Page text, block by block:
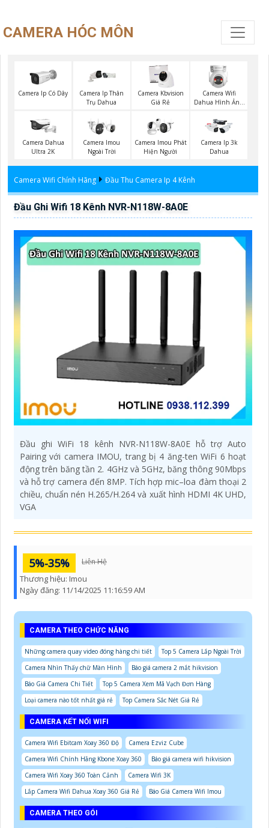
CAMERA HÓC MÔN
Camera Ip Có Dây
Camera Ip Thân
Trụ Dahua
Camera Kbvision
Giá Rẻ
Camera Wifi
Dahua Hình Ảnh
Camera Dahua
Ultra 2K
Camera Imou
Ngoài Trời
Camera Imou Phát
Hiện Người
Camera Ip 3k
Dahua
Camera Wifi Chính Hãng Đầu Thu Camera Ip 4 Kênh
Đầu Ghi Wifi 18 Kênh NVR-N118W-8A0E
Đầu ghi WiFi 18 kênh NVR-N118W-8A0E hỗ trợ Auto
Pairing với camera IMOU, trang bị 4 ăng-ten WiFi 6 hoạt
động trên băng tần 2. 4GHz và 5GHz, băng thông 90Mbps
và hỗ trợ camera đến 8MP. Tích hợp mic–loa đàm thoại 2
chiều, chuẩn nén H.265/H.264 và xuất hình HDMI 4K UHD,
VGA
5%-35% Liên Hệ
Thương hiệu: Imou
Ngày đăng: 11/14/2025 11:16:59 AM
CAMERA THEO CHỨC NĂNG
Những camera quay video đóng hàng chi tiết
Top 5 Camera Lắp Ngoài Trời
Camera Nhìn Thấy chữ Màn Hình
Báo giá camera 2 mắt hikvision
Báo Giá Camera Chi Tiết
Top 5 Camera Xem Mã Vạch Đơn Hàng
Loại camera nào tốt nhất giá rẻ
Top Camera Sắc Nét Giá Rẻ
CAMERA KẾT NỐI WIFI
Camera Wifi Ebitcam Xoay 360 Độ
Camera Ezviz Cube
Camera Wifi Chính Hãng Kbone Xoay 360
Báo giá camera wifi hikvision
Camera Wifi Xoay 360 Toàn Cảnh
Camera Wifi 3K
Lắp Camera Wifi Dahua Xoay 360 Giá Rẻ
Báo Giá Camera Wifi Imou
CAMERA THEO GÓI